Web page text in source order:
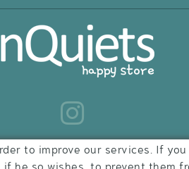
to improve our services. If